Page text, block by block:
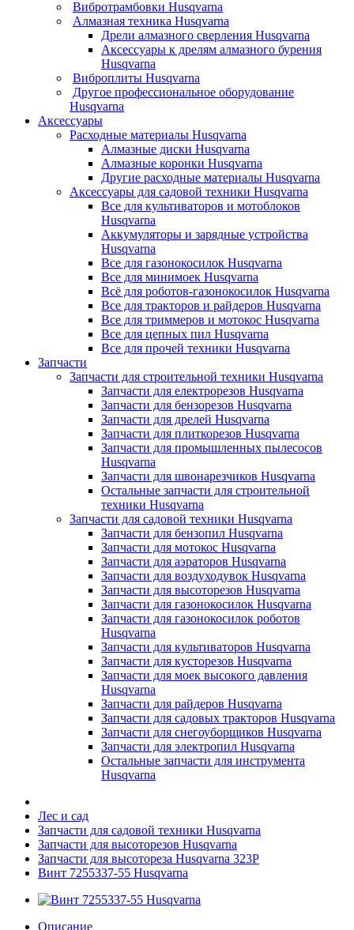
Вибротрамбовки Husqvarna
Алмазная техника Husqvarna
Дрели алмазного сверления Husqvarna
Аксессуары к дрелям алмазного бурения
Husqvarna
Виброплиты Husqvarna
Другое профессиональное оборудование
Husqvarna
Аксессуары
Расходные материалы Husqvarna
Алмазные диски Husqvarna
Алмазные коронки Husqvarna
Другие расходные материалы Husqvarna
Аксессуары для садовой техники Husqvarna
Все для культиваторов и мотоблоков
Husqvarna
Аккумуляторы и зарядные устройства
Husqvarna
Все для газонокосилок Husqvarna
Все для минимоек Husqvarna
Всё для роботов-газонокосилок Husqvarna
Все для тракторов и райдеров Husqvarna
Все для триммеров и мотокос Husqvarna
Все для цепных пил Husqvarna
Все для прочей техники Husqvarna
Запчасти
Запчасти для строительной техники Husqvarna
Запчасти для електрорезов Husqvarna
Запчасти для бензорезов Husqvarna
Запчасти для дрелей Husqvarna
Запчасти для плиткорезов Husqvarna
Запчасти для промышленных пылесосов
Husqvarna
Запчасти для швонарезчиков Husqvarna
Остальные запчасти для строительной
техники Husqvarna
Запчасти для садовой техники Husqvarna
Запчасти для бензопил Husqvarna
Запчасти для мотокос Husqvarna
Запчасти для аэраторов Husqvarna
Запчасти для воздуходувок Husqvarna
Запчасти для высоторезов Husqvarna
Запчасти для газонокосилок Husqvarna
Запчасти для газонокосилок роботов
Husqvarna
Запчасти для культиваторов Husqvarna
Запчасти для кусторезов Husqvarna
Запчасти для моек высокого давления
Husqvarna
Запчасти для райдеров Husqvarna
Запчасти для садовых тракторов Husqvarna
Запчасти для снегоуборщиков Husqvarna
Запчасти для электропил Husqvarna
Остальные запчасти для инструмента
Husqvarna
Лес и сад
Запчасти для садовой техники Husqvarna
Запчасти для высоторезов Husqvarna
Запчасти для высотореза Husqvarna 323P
Винт 7255337-55 Husqvarna
Описание